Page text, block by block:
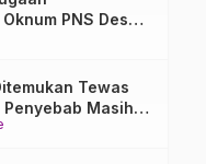
PNS Desak
Tewas
Masih